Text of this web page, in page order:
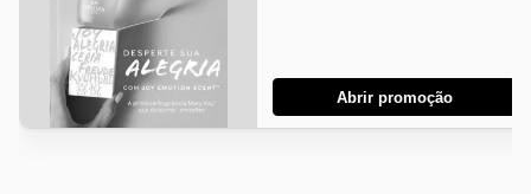
Abrir promoção